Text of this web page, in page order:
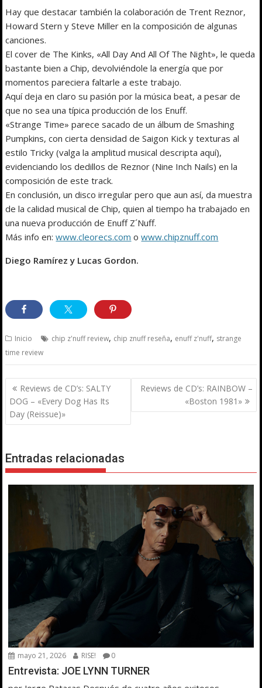
Hay que destacar también la colaboración de Trent Reznor,
Howard Stern y Steve Miller en la composición de algunas
canciones.
El cover de The Kinks, «All Day And All Of The Night», le queda
bastante bien a Chip, devolviéndole la energía que por
momentos pareciera faltarle a este trabajo.
Aquí deja en claro su pasión por la música beat, a pesar de
que no sea una típica producción de los Enuff.
«Strange Time» parece sacado de un álbum de Smashing
Pumpkins, con cierta densidad de Saigon Kick y texturas al
estilo Tricky (valga la amplitud musical descripta aquí),
evidenciando los dedillos de Reznor (Nine Inch Nails) en la
composición de este track.
En conclusión, un disco irregular pero que aun así, da muestra
de la calidad musical de Chip, quien al tiempo ha trabajado en
una nueva producción de Enuff Z´Nuff.
Más info en:www.cleorecs.com owww.chipznuff.com
Diego Ramírez y Lucas Gordon.
Inicio chip z'nuff review, chip znuff reseña, enuff z'nuff, strange
time review
Navegación
de
entradas
Reviews de CD’s: SALTY
DOG – «Every Dog Has Its
Day (Reissue)»
Reviews de CD’s: RAINBOW –
«Boston 1981»
Entradas relacionadas
mayo 21, 2026 RISE! 0
Entrevista: JOE LYNN TURNER